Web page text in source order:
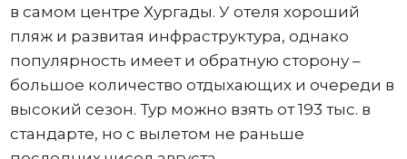
в самом центре Хургады. У отеля хороший
пляж и развитая инфраструктура, однако
популярность имеет и обратную сторону –
большое количество отдыхающих и очереди в
высокий сезон. Тур можно взять от 193 тыс. в
стандарте, но с вылетом не раньше